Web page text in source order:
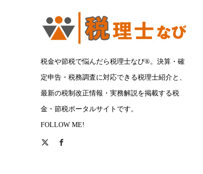
税金や節税で悩んだら税理士なび®。決算・確
定申告・税務調査に対応できる税理士紹介と、
最新の税制改正情報・実務解説を掲載する税
金・節税ポータルサイトです。
FOLLOW ME!